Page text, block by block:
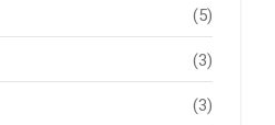
(5)
(3)
(3)